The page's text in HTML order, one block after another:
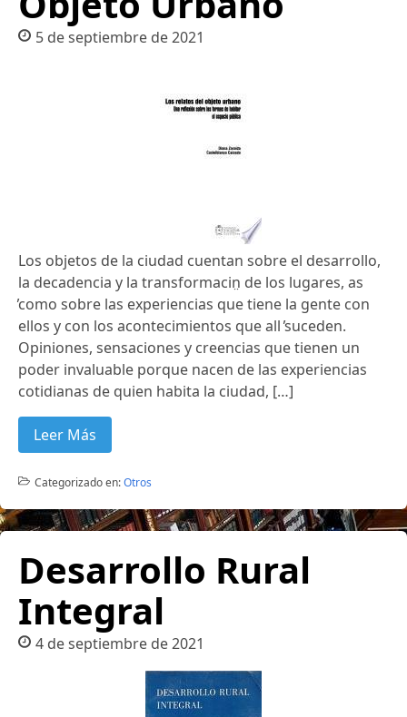
5 de septiembre de 2021
Los objetos de la ciudad cuentan sobre el desarrollo,
la decadencia y la transformacin̤ de los lugares, as
̕como sobre las experiencias que tiene la gente con
ellos y con los acontecimientos que all ̕suceden.
Opiniones, sensaciones y creencias que tienen un
poder invaluable porque nacen de las experiencias
cotidianas de quien habita la ciudad, […]
Leer Más
Categorizado en:Otros
Desarrollo Rural
Integral
4 de septiembre de 2021